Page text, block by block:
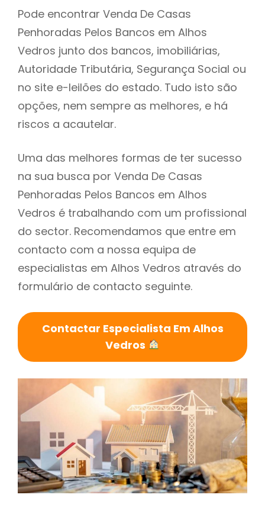
Pode encontrar Venda De Casas
Penhoradas Pelos Bancos em Alhos
Vedros junto dos bancos, imobiliárias,
Autoridade Tributária, Segurança Social ou
no site e-leilões do estado. Tudo isto são
opções, nem sempre as melhores, e há
riscos a acautelar.
Uma das melhores formas de ter sucesso
na sua busca por Venda De Casas
Penhoradas Pelos Bancos em Alhos
Vedros é trabalhando com um profissional
do sector. Recomendamos que entre em
contacto com a nossa equipa de
especialistas em Alhos Vedros através do
formulário de contacto seguinte.
Contactar Especialista Em Alhos
Vedros